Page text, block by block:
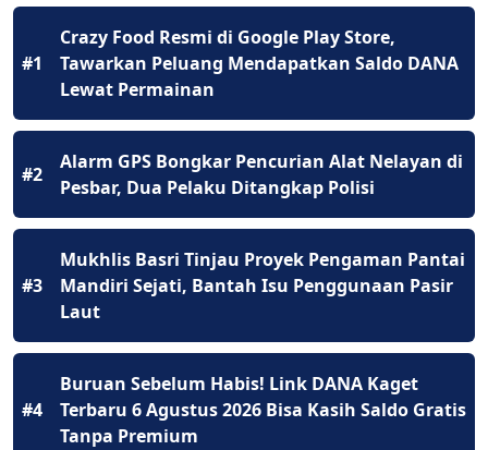
#1
Crazy Food Resmi di Google Play Store,
Tawarkan Peluang Mendapatkan Saldo DANA
Lewat Permainan
#2
Alarm GPS Bongkar Pencurian Alat Nelayan di
Pesbar, Dua Pelaku Ditangkap Polisi
#3
Mukhlis Basri Tinjau Proyek Pengaman Pantai
Mandiri Sejati, Bantah Isu Penggunaan Pasir
Laut
#4
Buruan Sebelum Habis! Link DANA Kaget
Terbaru 6 Agustus 2026 Bisa Kasih Saldo Gratis
Tanpa Premium